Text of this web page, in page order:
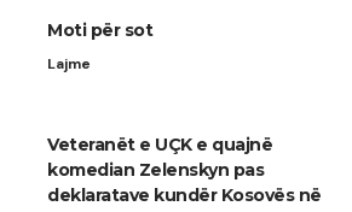
Moti për sot
Lajme
Veteranët e UÇK e quajnë
komedian Zelenskyn pas
deklaratave kundër Kosovës në